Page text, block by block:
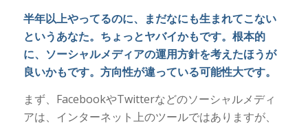
半年以上やってるのに、まだなにも生まれてこない
というあなた。ちょっとヤバイかもです。根本的
に、ソーシャルメディアの運用方針を考えたほうが
良いかもです。方向性が違っている可能性大です。
まず、FacebookやTwitterなどのソーシャルメディ
アは、インターネット上のツールではありますが、